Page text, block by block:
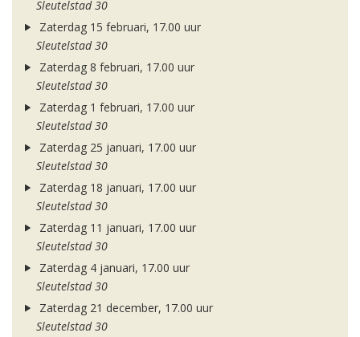
Sleutelstad 30
Zaterdag 15 februari, 17.00 uur
Sleutelstad 30
Zaterdag 8 februari, 17.00 uur
Sleutelstad 30
Zaterdag 1 februari, 17.00 uur
Sleutelstad 30
Zaterdag 25 januari, 17.00 uur
Sleutelstad 30
Zaterdag 18 januari, 17.00 uur
Sleutelstad 30
Zaterdag 11 januari, 17.00 uur
Sleutelstad 30
Zaterdag 4 januari, 17.00 uur
Sleutelstad 30
Zaterdag 21 december, 17.00 uur
Sleutelstad 30